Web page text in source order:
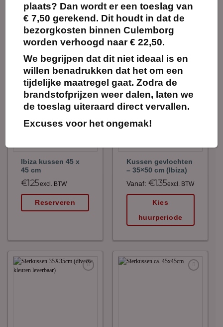
Kies
huurperiode
Kies
huurperiode
Maak
favoriet!
Ibiza kussen 45 x
45 cm
€1.25excl. BTW
Reserveren
Maak
favoriet!
Kussen gevlochten
– 35×50 cm (Ibiza)
Vanaf: €1.35excl. BTW
Kies
huurperiode
plaats? Dan wordt er een toeslag van
€ 7,50 gerekend. Dit houdt in dat de
bezorgkosten binnen Culemborg
worden verhoogd naar € 22,50.
We begrijpen dat dit niet ideaal is en
willen benadrukken dat het om een
tijdelijke maatregel gaat. Zodra de
brandstofprijzen weer dalen, laten we
de toeslag uiteraard direct vervallen.
Excuses voor het ongemak!